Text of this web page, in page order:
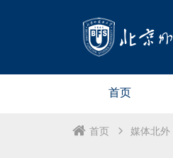
首页
首页 媒体北外